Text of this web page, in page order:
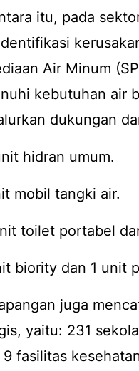
itu, pada
Air Minum
kebutuhan air
dukungan
hidran umum.
mobil tangki air.
toilet portabel
biority dan 1 unit
juga
yaitu: 231
9 fasilitas